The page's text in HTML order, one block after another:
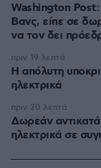
Washington Post:
Βανς, είπε σε
να τον δει
Η απόλυτη
ηλεκτρικά
πριν 19 λεπτά
Δωρεάν
ηλεκτρικά σε
πριν 20 λεπτά